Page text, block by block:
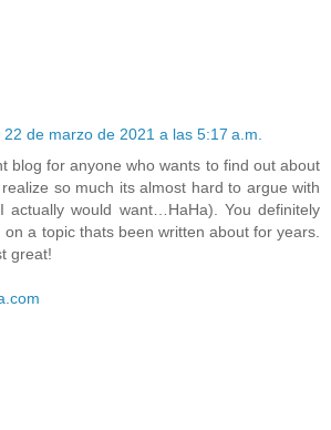
22 de marzo de 2021 a las 5:17 a.m.
blog for anyone who wants to find out about
so much its almost hard to argue with
actually would want…HaHa). You definitely
on a topic thats been written about for years.
great!